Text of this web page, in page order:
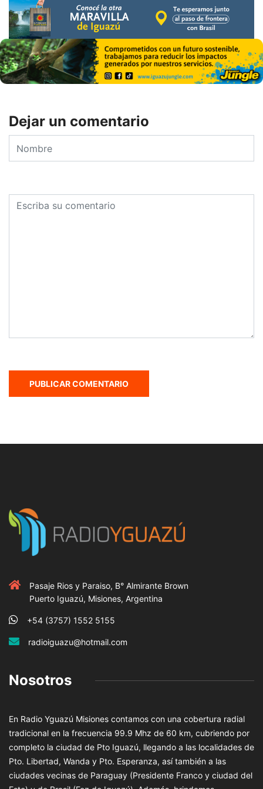
Dejar un comentario
Pasaje Rios y Paraiso, B° Almirante Brown
Puerto Iguazú, Misiones, Argentina
+54 (3757) 1552 5155
radioiguazu@hotmail.com
Nosotros
En Radio Yguazú Misiones contamos con una cobertura radial
tradicional en la frecuencia 99.9 Mhz de 60 km, cubriendo por
completo la ciudad de Pto Iguazú, llegando a las localidades de
Pto. Libertad, Wanda y Pto. Esperanza, así también a las
ciudades vecinas de Paraguay (Presidente Franco y ciudad del